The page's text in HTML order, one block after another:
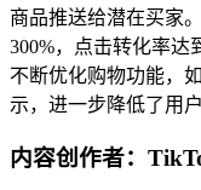
商品推送给潜在买家
300%，点击转化率达
不断优化购物功能，
示，进一步降低了用
内容创作者：